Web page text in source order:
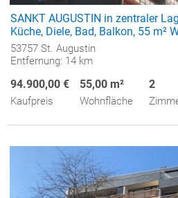
SANKT AUGUSTIN in zentraler
Küche, Diele, Bad, Balkon, 55 m²
53757 St. Augustin
Entfernung: 14 km
94.900,00 €
Kaufpreis
55,00 m²
Wohnfläche
2